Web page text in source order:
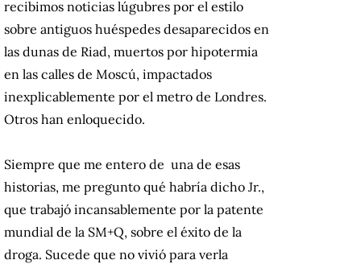
recibimos noticias lúgubres por el estilo
sobre antiguos huéspedes desaparecidos en
las dunas de Riad, muertos por hipotermia
en las calles de Moscú, impactados
inexplicablemente por el metro de Londres.
Otros han enloquecido.
Siempre que me entero de una de esas
historias, me pregunto qué habría dicho Jr.,
que trabajó incansablemente por la patente
mundial de la SM+Q, sobre el éxito de la
droga. Sucede que no vivió para verla